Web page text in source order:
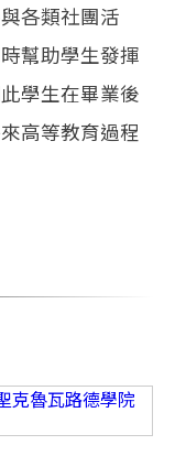
各類社團活
幫助學生發揮
學生在畢業後
高等教育過程